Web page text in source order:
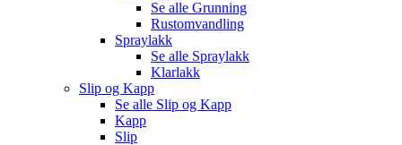
Se alle Grunning
Rustomvandling
Spraylakk
Se alle Spraylakk
Klarlakk
Slip og Kapp
Se alle Slip og Kapp
Kapp
Slip